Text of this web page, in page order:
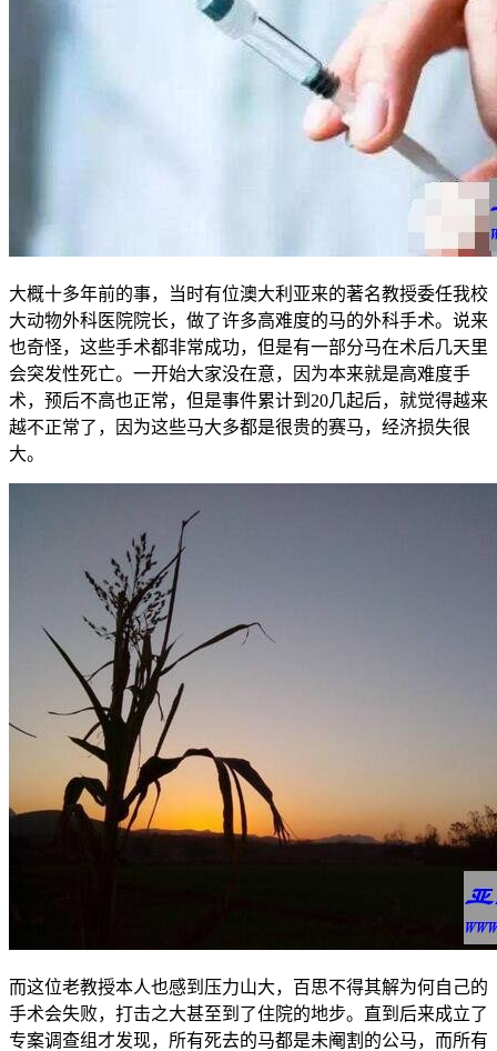
大概十多年前的事，当时有位澳大利亚来的著名教授委任我校
大动物外科医院院长，做了许多高难度的马的外科手术。说来
也奇怪，这些手术都非常成功，但是有一部分马在术后几天里
会突发性死亡。一开始大家没在意，因为本来就是高难度手
术，预后不高也正常，但是事件累计到20几起后，就觉得越来
越不正常了，因为这些马大多都是很贵的赛马，经济损失很
大。
而这位老教授本人也感到压力山大，百思不得其解为何自己的
手术会失败，打击之大甚至到了住院的地步。直到后来成立了
专案调查组才发现，所有死去的马都是未阉割的公马，而所有